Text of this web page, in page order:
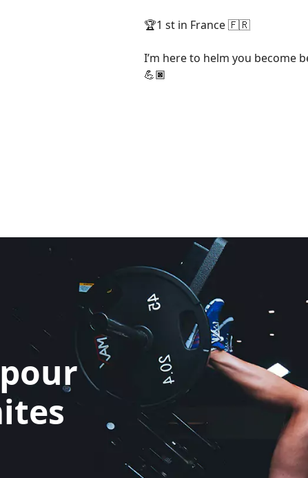
🏆1 st in France 🇫🇷
I’m here to helm you become
💪🏿